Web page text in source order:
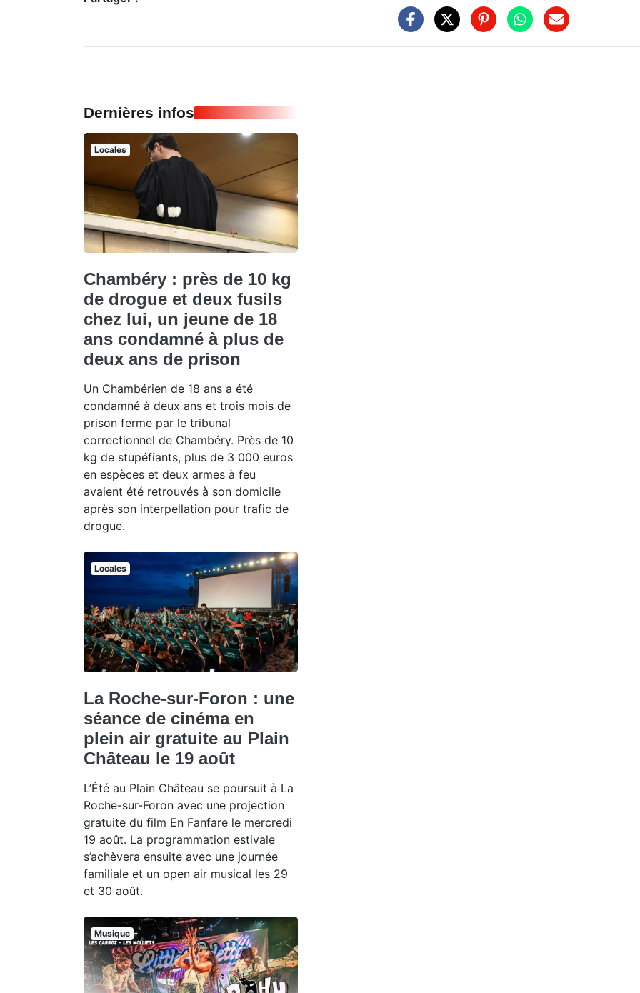
Dernières infos
Locales
Chambéry : près de 10 kg
de drogue et deux fusils
chez lui, un jeune de 18
ans condamné à plus de
deux ans de prison
Un Chambérien de 18 ans a été
condamné à deux ans et trois mois de
prison ferme par le tribunal
correctionnel de Chambéry. Près de 10
kg de stupéfiants, plus de 3 000 euros
en espèces et deux armes à feu
avaient été retrouvés à son domicile
après son interpellation pour trafic de
drogue.
Locales
La Roche-sur-Foron : une
séance de cinéma en
plein air gratuite au Plain
Château le 19 août
L’Été au Plain Château se poursuit à La
Roche-sur-Foron avec une projection
gratuite du film En Fanfare le mercredi
19 août. La programmation estivale
s’achèvera ensuite avec une journée
familiale et un open air musical les 29
et 30 août.
Musique